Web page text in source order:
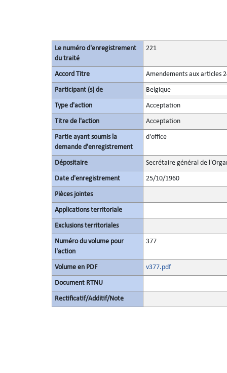
Le numéro d'enregistrement
du traité
221
Accord Titre Amendements aux articles
Participant (s) de Belgique
Type d'action Acceptation
Titre de l'action Acceptation
Partie ayant soumis la
demande d’enregistrement
d'office
Dépositaire Secrétaire général de
Date d'enregistrement 25/10/1960
Pièces jointes
Applications territoriale
Exclusions territoriales
Numéro du volume pour
l'action
377
Volume en PDF v377.pdf
Document RTNU
Rectificatif/Additif/Note